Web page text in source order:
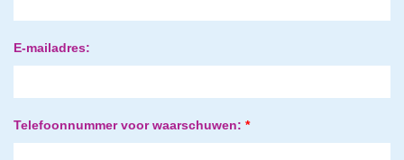
E-mailadres:
Telefoonnummer voor waarschuwen: *